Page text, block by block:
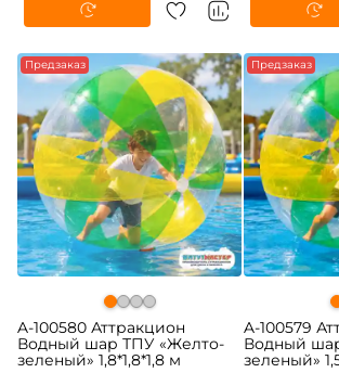
-5% Предзаказ
A-100580 Аттракцион
Водный шар ТПУ «Желто-
зеленый» 1,8*1,8*1,8 м
-5%
A-100579
Водный
зеленый»